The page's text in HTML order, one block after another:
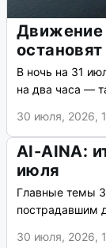
Движение
В ночь на 31
на два часа —
30 июля, 2026,
AI-AINA:
июля
Главные темы
пострадавшим
30 июля, 2026,